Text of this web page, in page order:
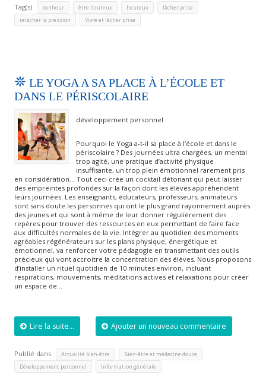
Tag(s) bonheur être heureux heureux lâcher prise
relacher la pression Vivre et lâcher prise
LE YOGA A SA PLACE À L’ÉCOLE ET
DANS LE PÉRISCOLAIRE
développement personnel
Pourquoi le Yoga a-t-il sa place à l’école et dans le
périscolaire ? Des journées ultra chargées, un mental
trop agité, une pratique d’activité physique
insuffisante, un trop plein émotionnel rarement pris
en considération… Tout ceci crée un cocktail détonant qui peut laisser
des empreintes profondes sur la façon dont les élèves appréhendent
leurs journées. Les enseignants, éducateurs, professeurs, animateurs
sont sans doute les personnes qui ont le plus grand rayonnement auprès
des jeunes et qui sont à même de leur donner régulièrement des
repères pour trouver des ressources en eux permettant de faire face
aux difficultés normales de la vie. Intégrer au quotidien des moments
agréables régénérateurs sur les plans physique, énergétique et
émotionnel, va renforcer votre pédagogie en transmettant des outils
précieux qui vont accroitre la concentration des élèves. Nous proposons
d’installer un rituel quotidien de 10 minutes environ, incluant
respirations, mouvements, méditations actives et relaxations pour créer
un espace de…
Lire la suite... Ajouter un nouveau commentaire
Publié dans Actualité bien-être Bien-être et médecine douce
Développement personnel Information générale